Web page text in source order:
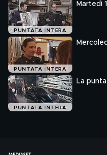
PUNTATA INTERA
Martedì
PUNTATA INTERA
PUNTATA INTERA
La